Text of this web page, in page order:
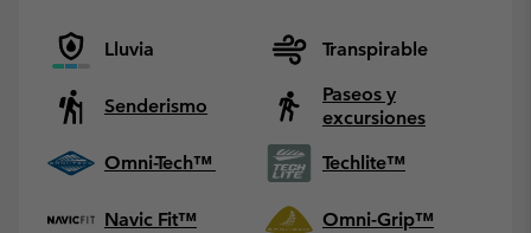
Lluvia Transpirable
Senderismo
Paseos y
excursiones
Omni-Tech™
Techlite™
Navic Fit™ Omni-Grip™